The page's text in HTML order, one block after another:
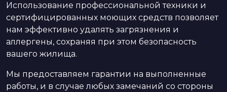
Использование профессиональной техники и
сертифицированных моющих средств позволяет
нам эффективно удалять загрязнения и
аллергены, сохраняя при этом безопасность
вашего жилища.
Мы предоставляем гарантии на выполненные
работы, и в случае любых замечаний со стороны